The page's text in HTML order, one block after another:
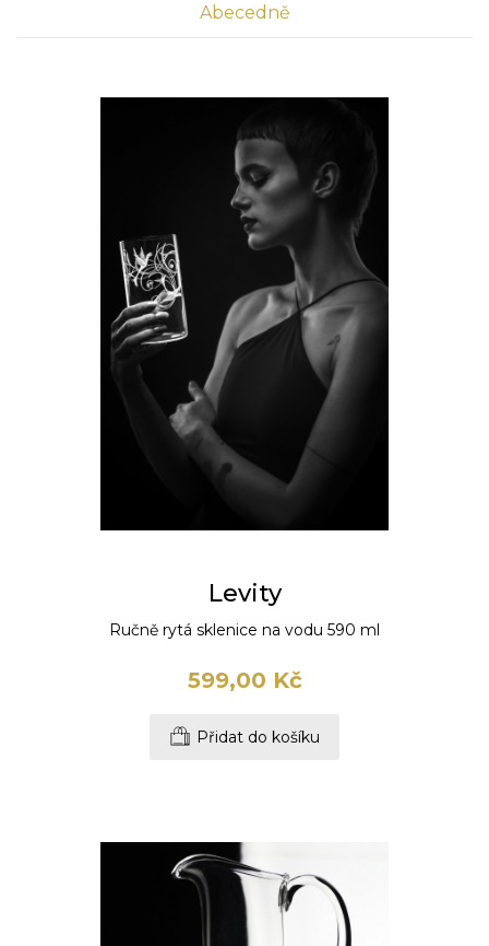
Abecedně
Levity
Ručně rytá sklenice na vodu 590 ml
599,00 Kč
Přidat do košíku